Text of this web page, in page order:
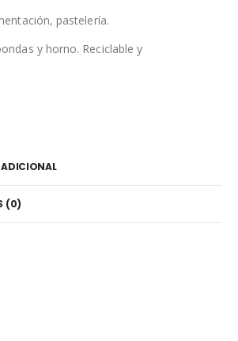
pastelería.
y horno. Reciclable y
(0)